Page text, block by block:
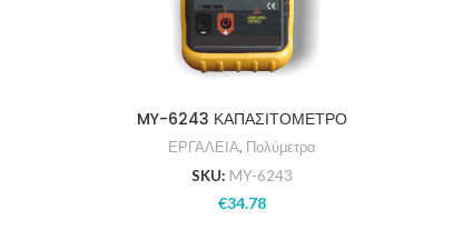
MY-6243 ΚΑΠΑΣΙΤΟΜΕΤΡΟ
ΕΡΓΑΛΕΙΑ, Πολύμετρα
SKU: MY-6243
€34.78